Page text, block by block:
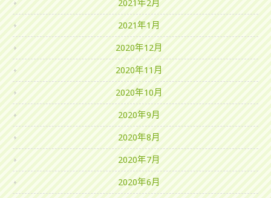
2021年2月
2021年1月
2020年12月
2020年11月
2020年10月
2020年9月
2020年8月
2020年7月
2020年6月